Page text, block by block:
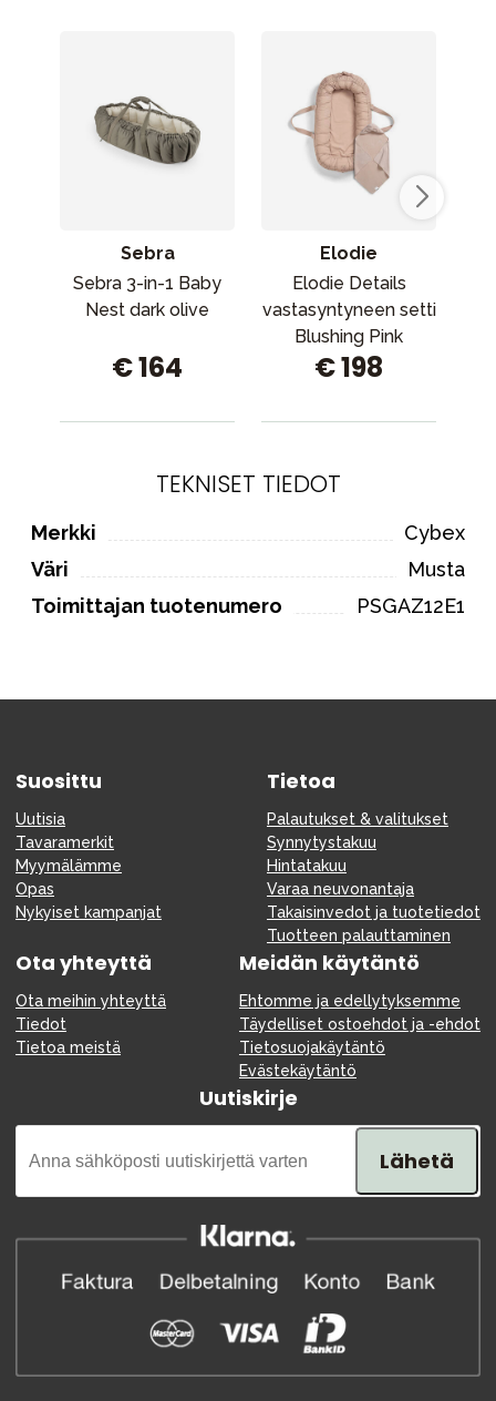
Sebra
Sebra 3-in-1 Baby
Nest dark olive
€ 164
Elodie
Elodie Details
vastasyntyneen setti
Blushing Pink
€ 198
TEKNISET TIEDOT
Merkki
Cybex
Väri
Musta
Toimittajan tuotenumero
PSGAZ12E1
Suosittu
Uutisia
Tavaramerkit
Myymälämme
Opas
Nykyiset kampanjat
Tietoa
Palautukset & valitukset
Synnytystakuu
Hintatakuu
Varaa neuvonantaja
Takaisinvedot ja tuotetiedot
Tuotteen palauttaminen
Ota yhteyttä
Ota meihin yhteyttä
Tiedot
Tietoa meistä
Meidän käytäntö
Ehtomme ja edellytyksemme
Täydelliset ostoehdot ja -ehdot
Tietosuojakäytäntö
Evästekäytäntö
Uutiskirje
Lähetä